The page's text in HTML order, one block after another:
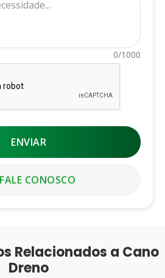
0/1000
ENVIAR
FALE CONOSCO
Relacionados a Cano
Dreno